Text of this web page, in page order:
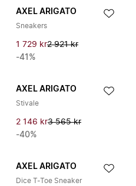
AXEL ARIGATO
Sneakers
1 729 kr2 921 kr
-41%
AXEL ARIGATO
Stivale
2 146 kr3 565 kr
-40%
AXEL ARIGATO
Dice T-Toe Sneaker